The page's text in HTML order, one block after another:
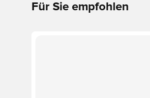
Für Sie empfohlen